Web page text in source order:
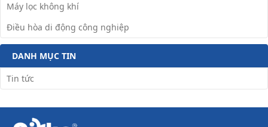
Máy lọc không khí
Điều hòa di động công nghiệp
DANH MỤC TIN
Tin tức